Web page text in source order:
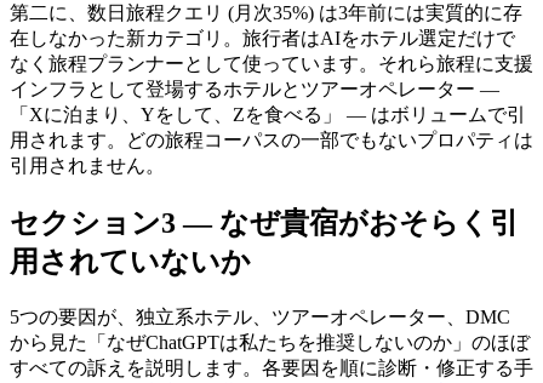
第二に、数日旅程クエリ (月次35%) は3年前には実質的に存
在しなかった新カテゴリ。旅行者はAIをホテル選定だけで
なく旅程プランナーとして使っています。それら旅程に支援
インフラとして登場するホテルとツアーオペレーター —
「Xに泊まり、Yをして、Zを食べる」 — はボリュームで引
用されます。どの旅程コーパスの一部でもないプロパティは
引用されません。
セクション3 — なぜ貴宿がおそらく引
用されていないか
5つの要因が、独立系ホテル、ツアーオペレーター、DMC
から見た「なぜChatGPTは私たちを推奨しないのか」のほぼ
すべての訴えを説明します。各要因を順に診断・修正する手